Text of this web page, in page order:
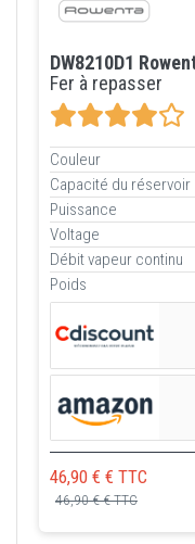
DW8210D1
Fer à repasser
Couleur
Capacité du réservoir
Puissance
Voltage
Débit vapeur continu
Poids
46,90 € € TTC
46,90 € € TTC